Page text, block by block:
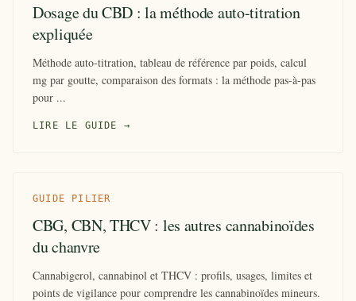
Dosage du CBD : la méthode auto-titration
expliquée
Méthode auto-titration, tableau de référence par poids, calcul
mg par goutte, comparaison des formats : la méthode pas-à-pas
pour ...
LIRE LE GUIDE →
GUIDE PILIER
CBG, CBN, THCV : les autres cannabinoïdes
du chanvre
Cannabigerol, cannabinol et THCV : profils, usages, limites et
points de vigilance pour comprendre les cannabinoïdes mineurs.